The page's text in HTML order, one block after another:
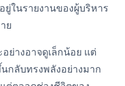
ยู่ในรายงานของผู้บริหาร
ย
ย่างอาจดูเล็กน้อย แต่
กลับทรงพลังอย่างมาก